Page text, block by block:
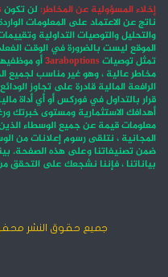
إخلاء المسؤولية عن المخاطر: لن تكون
ناتج عن الاعتماد على المعلومات
والتحليل والتوصيات التداولية
الموقع ليست بالضرورة في الوقت
تمثل توصيات3araboptionsأو
مخاطر عالية ، وهو غير مناسب لجميع
الرافعة المالية قادرة على تجاوز
قرار بالتداول في فوركس أو أي أداة
أهدافك الاستثمارية ومستوى خبرتك
معلومات قيمة عن جميع الوسطاء
المجانية ، نتلقى رسوم إعلانات من
ضمن تصنيفاتنا وعلى هذه الصفحة.
بياناتنا ، فإننا نشجعك على التحقق
جميع حقوق النشر